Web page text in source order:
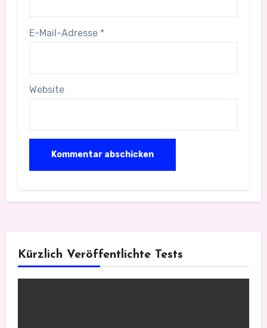
E-Mail-Adresse *
Website
Kürzlich Veröffentlichte Tests